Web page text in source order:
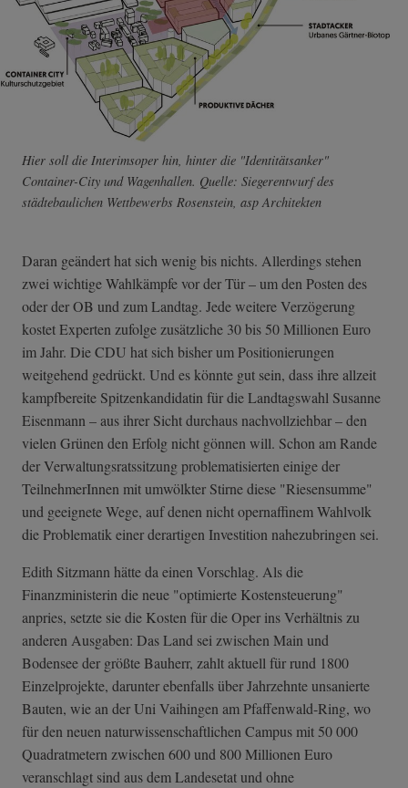
Hier soll die Interimsoper hin, hinter die "Identitätsanker"
Container-City und Wagenhallen. Quelle: Siegerentwurf des
städtebaulichen Wettbewerbs Rosenstein, asp Architekten
Daran geändert hat sich wenig bis nichts. Allerdings stehen
zwei wichtige Wahlkämpfe vor der Tür – um den Posten des
oder der OB und zum Landtag. Jede weitere Verzögerung
kostet Experten zufolge zusätzliche 30 bis 50 Millionen Euro
im Jahr. Die CDU hat sich bisher um Positionierungen
weitgehend gedrückt. Und es könnte gut sein, dass ihre allzeit
kampfbereite Spitzenkandidatin für die Landtagswahl Susanne
Eisenmann – aus ihrer Sicht durchaus nachvollziehbar – den
vielen Grünen den Erfolg nicht gönnen will. Schon am Rande
der Verwaltungsratssitzung problematisierten einige der
TeilnehmerInnen mit umwölkter Stirne diese "Riesensumme"
und geeignete Wege, auf denen nicht opernaffinem Wahlvolk
die Problematik einer derartigen Investition nahezubringen sei.
Edith Sitzmann hätte da einen Vorschlag. Als die
Finanzministerin die neue "optimierte Kostensteuerung"
anpries, setzte sie die Kosten für die Oper ins Verhältnis zu
anderen Ausgaben: Das Land sei zwischen Main und
Bodensee der größte Bauherr, zahlt aktuell für rund 1800
Einzelprojekte, darunter ebenfalls über Jahrzehnte unsanierte
Bauten, wie an der Uni Vaihingen am Pfaffenwald-Ring, wo
für den neuen naturwissenschaftlichen Campus mit 50 000
Quadratmetern zwischen 600 und 800 Millionen Euro
veranschlagt sind aus dem Landesetat und ohne